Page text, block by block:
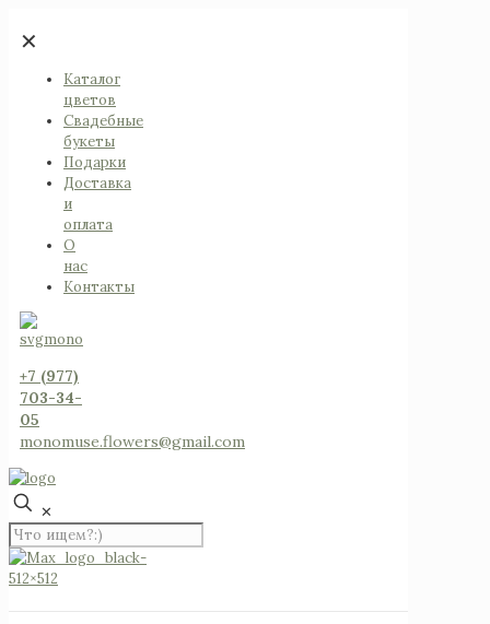
✕
Каталог
цветов
Свадебные
букеты
Подарки
Доставка
и
оплата
О
нас
Контакты
+7 (977)
703-34-
05
monomuse.flowers@gmail.com
✕